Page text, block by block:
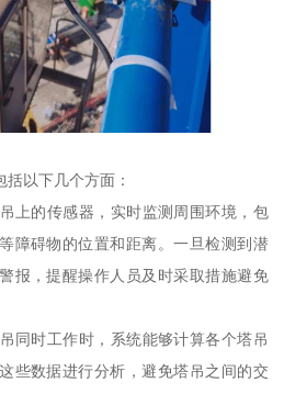
以下几个方面：
上的传感器，实时监测周围环境，包
障碍物的位置和距离。一旦检测到潜
报，提醒操作人员及时采取措施避免
同时工作时，系统能够计算各个塔吊
些数据进行分析，避免塔吊之间的交